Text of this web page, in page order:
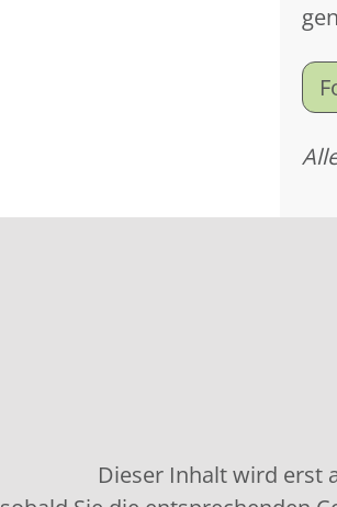
Dieser Inhalt wird erst